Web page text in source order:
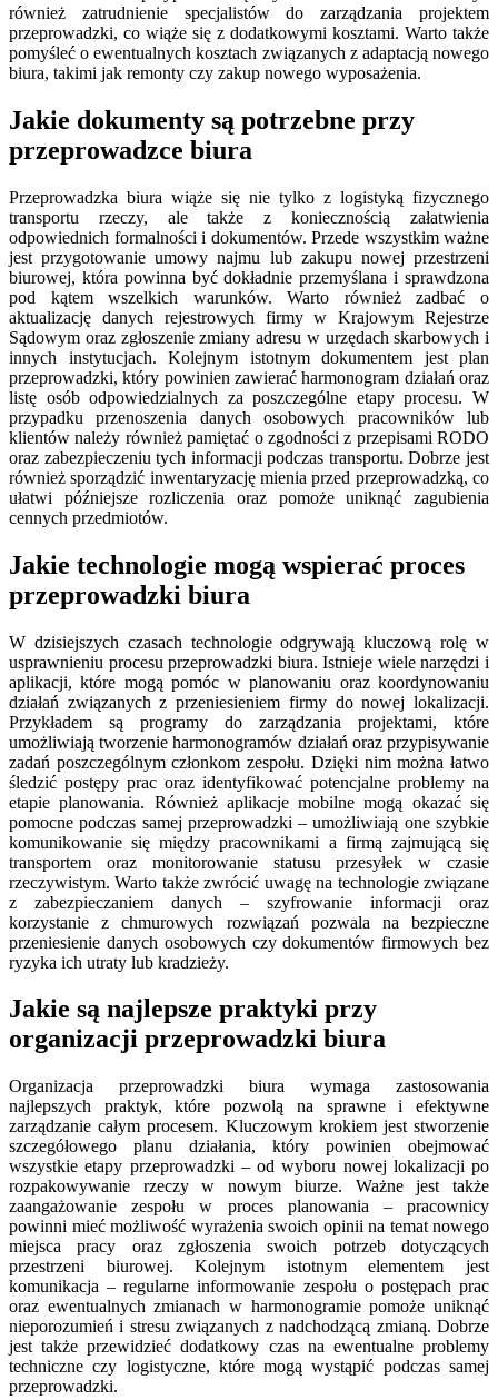
również zatrudnienie specjalistów do zarządzania projektem
przeprowadzki, co wiąże się z dodatkowymi kosztami. Warto także
pomyśleć o ewentualnych kosztach związanych z adaptacją nowego
biura, takimi jak remonty czy zakup nowego wyposażenia.
Jakie dokumenty są potrzebne przy
przeprowadzce biura
Przeprowadzka biura wiąże się nie tylko z logistyką fizycznego
transportu rzeczy, ale także z koniecznością załatwienia
odpowiednich formalności i dokumentów. Przede wszystkim ważne
jest przygotowanie umowy najmu lub zakupu nowej przestrzeni
biurowej, która powinna być dokładnie przemyślana i sprawdzona
pod kątem wszelkich warunków. Warto również zadbać o
aktualizację danych rejestrowych firmy w Krajowym Rejestrze
Sądowym oraz zgłoszenie zmiany adresu w urzędach skarbowych i
innych instytucjach. Kolejnym istotnym dokumentem jest plan
przeprowadzki, który powinien zawierać harmonogram działań oraz
listę osób odpowiedzialnych za poszczególne etapy procesu. W
przypadku przenoszenia danych osobowych pracowników lub
klientów należy również pamiętać o zgodności z przepisami RODO
oraz zabezpieczeniu tych informacji podczas transportu. Dobrze jest
również sporządzić inwentaryzację mienia przed przeprowadzką, co
ułatwi późniejsze rozliczenia oraz pomoże uniknąć zagubienia
cennych przedmiotów.
Jakie technologie mogą wspierać proces
przeprowadzki biura
W dzisiejszych czasach technologie odgrywają kluczową rolę w
usprawnieniu procesu przeprowadzki biura. Istnieje wiele narzędzi i
aplikacji, które mogą pomóc w planowaniu oraz koordynowaniu
działań związanych z przeniesieniem firmy do nowej lokalizacji.
Przykładem są programy do zarządzania projektami, które
umożliwiają tworzenie harmonogramów działań oraz przypisywanie
zadań poszczególnym członkom zespołu. Dzięki nim można łatwo
śledzić postępy prac oraz identyfikować potencjalne problemy na
etapie planowania. Również aplikacje mobilne mogą okazać się
pomocne podczas samej przeprowadzki – umożliwiają one szybkie
komunikowanie się między pracownikami a firmą zajmującą się
transportem oraz monitorowanie statusu przesyłek w czasie
rzeczywistym. Warto także zwrócić uwagę na technologie związane
z zabezpieczaniem danych – szyfrowanie informacji oraz
korzystanie z chmurowych rozwiązań pozwala na bezpieczne
przeniesienie danych osobowych czy dokumentów firmowych bez
ryzyka ich utraty lub kradzieży.
Jakie są najlepsze praktyki przy
organizacji przeprowadzki biura
Organizacja przeprowadzki biura wymaga zastosowania
najlepszych praktyk, które pozwolą na sprawne i efektywne
zarządzanie całym procesem. Kluczowym krokiem jest stworzenie
szczegółowego planu działania, który powinien obejmować
wszystkie etapy przeprowadzki – od wyboru nowej lokalizacji po
rozpakowywanie rzeczy w nowym biurze. Ważne jest także
zaangażowanie zespołu w proces planowania – pracownicy
powinni mieć możliwość wyrażenia swoich opinii na temat nowego
miejsca pracy oraz zgłoszenia swoich potrzeb dotyczących
przestrzeni biurowej. Kolejnym istotnym elementem jest
komunikacja – regularne informowanie zespołu o postępach prac
oraz ewentualnych zmianach w harmonogramie pomoże uniknąć
nieporozumień i stresu związanych z nadchodzącą zmianą. Dobrze
jest także przewidzieć dodatkowy czas na ewentualne problemy
techniczne czy logistyczne, które mogą wystąpić podczas samej
przeprowadzki.